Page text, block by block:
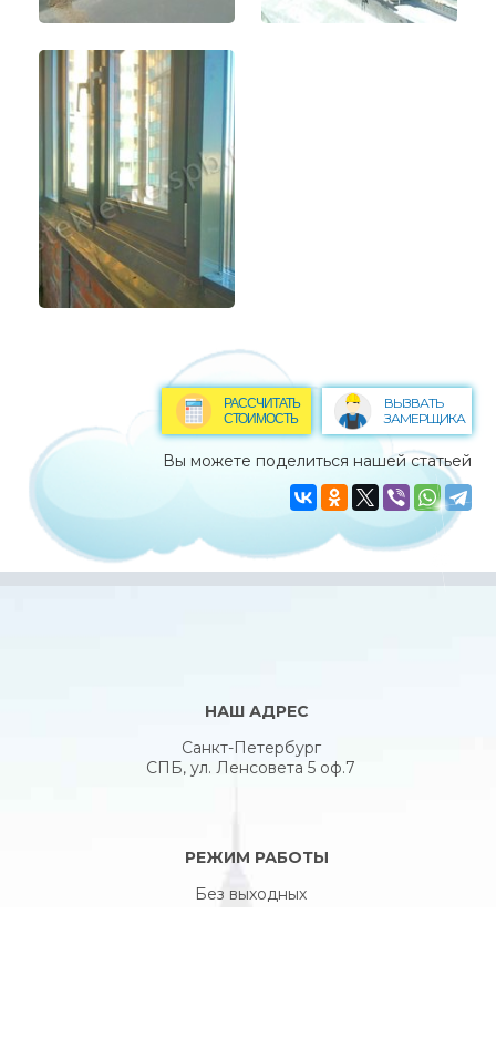
ВЫЗВАТЬ
ЗАМЕРЩИКА
РАССЧИТАТЬ
СТОИМОСТЬ
Вы можете поделиться нашей статьей
НАШ АДРЕС
Санкт-Петербург
СПБ, ул. Ленсовета 5 оф.7
РЕЖИМ РАБОТЫ
Без выходных